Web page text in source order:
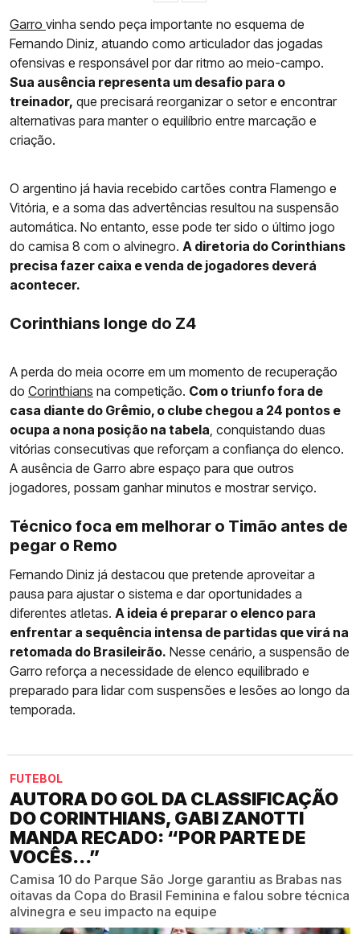
Garro vinha sendo peça importante no esquema de
Fernando Diniz, atuando como articulador das jogadas
ofensivas e responsável por dar ritmo ao meio-campo.
Sua ausência representa um desafio para o
treinador, que precisará reorganizar o setor e encontrar
alternativas para manter o equilíbrio entre marcação e
criação.
O argentino já havia recebido cartões contra Flamengo e
Vitória, e a soma das advertências resultou na suspensão
automática. No entanto, esse pode ter sido o último jogo
do camisa 8 com o alvinegro. A diretoria do Corinthians
precisa fazer caixa e venda de jogadores deverá
acontecer.
Corinthians longe do Z4
A perda do meia ocorre em um momento de recuperação
do Corinthians na competição. Com o triunfo fora de
casa diante do Grêmio, o clube chegou a 24 pontos e
ocupa a nona posição na tabela , conquistando duas
vitórias consecutivas que reforçam a confiança do elenco.
A ausência de Garro abre espaço para que outros
jogadores, possam ganhar minutos e mostrar serviço.
Técnico foca em melhorar o Timão antes de
pegar o Remo
Fernando Diniz já destacou que pretende aproveitar a
pausa para ajustar o sistema e dar oportunidades a
diferentes atletas. A ideia é preparar o elenco para
enfrentar a sequência intensa de partidas que virá na
retomada do Brasileirão. Nesse cenário, a suspensão de
Garro reforça a necessidade de elenco equilibrado e
preparado para lidar com suspensões e lesões ao longo da
temporada.
FUTEBOL
AUTORA DO GOL DA CLASSIFICAÇÃO
DO CORINTHIANS, GABI ZANOTTI
MANDA RECADO: “POR PARTE DE
VOCÊS...”
Camisa 10 do Parque São Jorge garantiu as Brabas nas
oitavas da Copa do Brasil Feminina e falou sobre técnica
alvinegra e seu impacto na equipe